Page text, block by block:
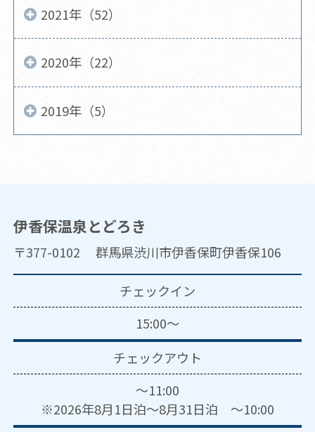
2021年（52）
2020年（22）
2019年（5）
伊香保温泉とどろき
〒377-0102 群馬県渋川市伊香保町伊香保106
チェックイン
15:00～
チェックアウト
～11:00
※2026年8月1日泊～8月31日泊 ～10:00